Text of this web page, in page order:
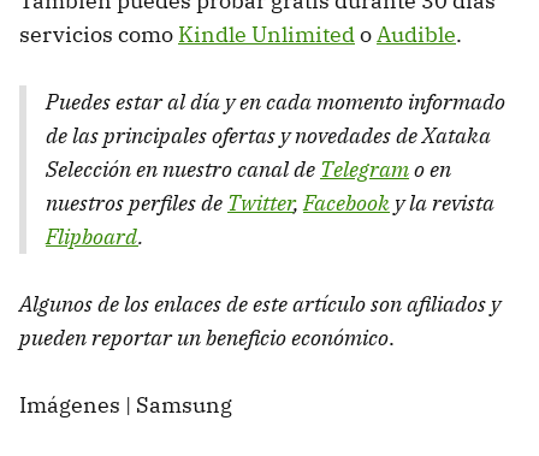
servicios como Kindle Unlimited o Audible.
Puedes estar al día y en cada momento informado
de las principales ofertas y novedades de Xataka
Selección en nuestro canal de Telegramo en
nuestros perfiles de Twitter, Facebook y la revista
Flipboard.
Algunos de los enlaces de este artículo son afiliados y
pueden reportar un beneficio económico.
Imágenes | Samsung